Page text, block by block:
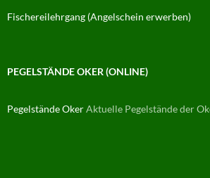
Fischereilehrgang (Angelschein erwerben)
PEGELSTÄNDE OKER (ONLINE)
Pegelstände OkerAktuelle Pegelstände der